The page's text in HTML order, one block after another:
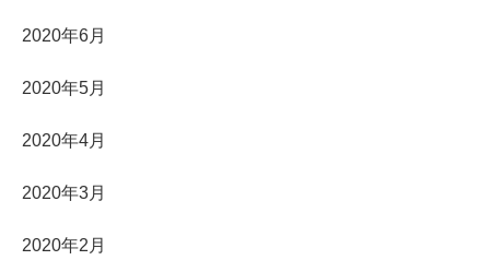
2020年6月
2020年5月
2020年4月
2020年3月
2020年2月